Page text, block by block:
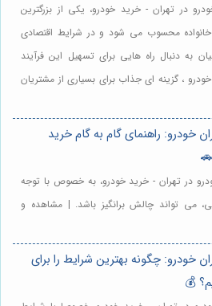
در تهران - خرید خودرو، یکی از بزرگترین
محسوب می شود و در شرایط اقتصادی
به دنبال راه هایی برای تسهیل این فرآیند
، گزینه ای جذاب برای بسیاری از مشتریان
خودرو: راهنمای گام به گام خرید
در تهران - خرید خودرو، به خصوص با توجه
می تواند چالش برانگیز باشد. | مشاهده و
خودرو: چگونه بهترین شرایط را برای
💰